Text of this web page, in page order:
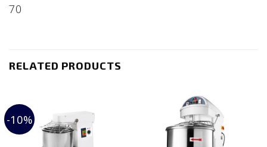
70
RELATED PRODUCTS
-10%